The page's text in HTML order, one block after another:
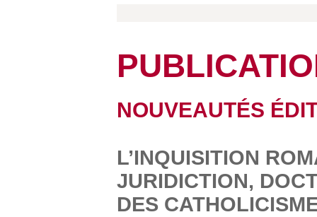
NOUVEAUTÉS
L’INQUISITION
JURIDICTION,
DES